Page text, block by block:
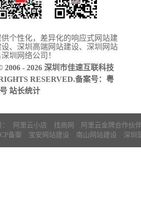
个性化，差异化的响应式网站建
、 深圳高端网站建设、 深圳网站
深圳网络公司 ！
- 2026 深圳市佳速互联科技
RESERVED.备案号： 粤
站长统计
阿里云小店 找商网
阿里云金牌合作伙
备案
宝安网站建设 南山网站建设 深圳